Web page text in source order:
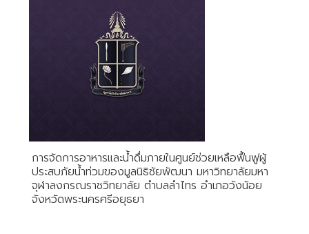
การจัดการอาหารและน้ำดื่มภายในศูนย์ช่วยเหลือฟื้นฟูผู้
ประสบภัยน้ำท่วมของมูลนิธิชัยพัฒนา มหาวิทยาลัยมหา
จุฬาลงกรณราชวิทยาลัย ตำบลลำไทร อำเภอวังน้อย
จังหวัดพระนครศรีอยุธยา